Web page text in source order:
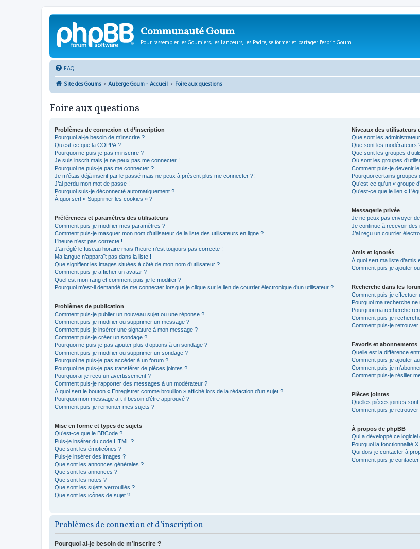
Communauté Goum
Pour rassembler les Goumiers, les Lanceurs, les Padre, se former et partager l'esprit Goum
FAQ
Site des Goums
Auberge Goum - Accueil Foire aux questions
Foire aux questions
Problèmes de connexion et d’inscription
Pourquoi ai-je besoin de m’inscrire ?
Qu’est-ce que la COPPA ?
Pourquoi ne puis-je pas m’inscrire ?
Je suis inscrit mais je ne peux pas me connecter !
Pourquoi ne puis-je pas me connecter ?
Je m’étais déjà inscrit par le passé mais ne peux à présent plus me connecter ?!
J’ai perdu mon mot de passe !
Pourquoi suis-je déconnecté automatiquement ?
À quoi sert « Supprimer les cookies » ?
Préférences et paramètres des utilisateurs
Comment puis-je modifier mes paramètres ?
Comment puis-je masquer mon nom d’utilisateur de la liste des utilisateurs en ligne ?
L’heure n’est pas correcte !
J’ai réglé le fuseau horaire mais l’heure n’est toujours pas correcte !
Ma langue n’apparaît pas dans la liste !
Que signifient les images situées à côté de mon nom d’utilisateur ?
Comment puis-je afficher un avatar ?
Quel est mon rang et comment puis-je le modifier ?
Pourquoi m’est-il demandé de me connecter lorsque je clique sur le lien de courrier électronique d’un utilisateur ?
Problèmes de publication
Comment puis-je publier un nouveau sujet ou une réponse ?
Comment puis-je modifier ou supprimer un message ?
Comment puis-je insérer une signature à mon message ?
Comment puis-je créer un sondage ?
Pourquoi ne puis-je pas ajouter plus d’options à un sondage ?
Comment puis-je modifier ou supprimer un sondage ?
Pourquoi ne puis-je pas accéder à un forum ?
Pourquoi ne puis-je pas transférer de pièces jointes ?
Pourquoi ai-je reçu un avertissement ?
Comment puis-je rapporter des messages à un modérateur ?
À quoi sert le bouton « Enregistrer comme brouillon » affiché lors de la rédaction d’un sujet ?
Pourquoi mon message a-t-il besoin d’être approuvé ?
Comment puis-je remonter mes sujets ?
Mise en forme et types de sujets
Qu’est-ce que le BBCode ?
Puis-je insérer du code HTML ?
Que sont les émoticônes ?
Puis-je insérer des images ?
Que sont les annonces générales ?
Que sont les annonces ?
Que sont les notes ?
Que sont les sujets verrouillés ?
Que sont les icônes de sujet ?
Niveaux des utilisateurs
Que sont les
Que sont les modérateurs
Que sont les groupes
Où sont les groupes
Comment puis-je devenir
Pourquoi certains groupes
Qu’est-ce qu’un « groupe
Qu’est-ce que le lien «
Messagerie privée
Je ne peux pas envoyer
Je continue à recevoir
J’ai reçu un courrier
Amis et ignorés
À quoi sert ma liste d’amis
Comment puis-je ajouter
Recherche dans les
Comment puis-je
Pourquoi ma recherche
Pourquoi ma recherche
Comment puis-je
Comment puis-je
Favoris et abonnements
Quelle est la différence
Comment puis-je ajouter
Comment puis-je
Comment puis-je résilier
Pièces jointes
Quelles pièces jointes
Comment puis-je
À propos de phpBB
Qui a développé ce
Pourquoi la fonctionnalité
Qui dois-je contacter à
Comment puis-je
Problèmes de connexion et d’inscription
Pourquoi ai-je besoin de m’inscrire ?